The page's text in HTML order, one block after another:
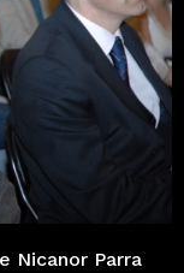
Nicanor Parra